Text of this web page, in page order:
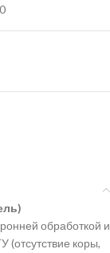
обработкой и
(отсутствие коры,